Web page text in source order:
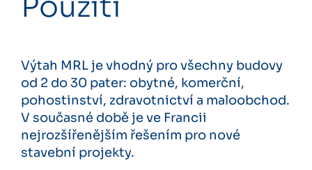
Výtah MRL je vhodný pro všechny budovy
od 2 do 30 pater: obytné, komerční,
pohostinství, zdravotnictví a maloobchod.
V současné době je ve Francii
nejrozšířenějším řešením pro nové
stavební projekty.